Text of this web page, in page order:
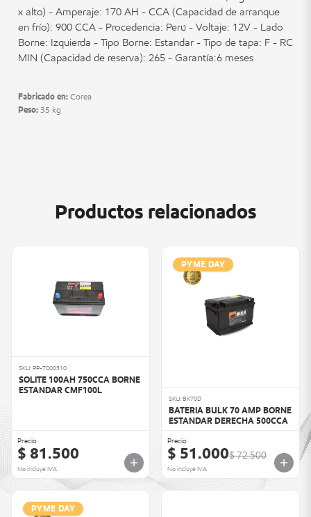
x alto) - Amperaje: 170 AH - CCA (Capacidad de arranque
en frío): 900 CCA - Procedencia: Perú - Voltaje: 12V - Lado
Borne: Izquierda - Tipo Borne: Estandar - Tipo de tapa: F - RC
MIN (Capacidad de reserva): 265 - Garantía:6 meses
Fabricado en: Corea
Peso: 35 kg
Productos relacionados
SKU: PP-7000310
SOLITE 100AH 750CCA BORNE
ESTANDAR CMF100L
Precio
$ 81.500
No incluye IVA
PYME DAY
SKU: BK70D
BATERIA BULK 70 AMP BORNE
ESTANDAR DERECHA 500CCA
Precio
$ 51.000$ 72.500
No incluye IVA
PYME DAY